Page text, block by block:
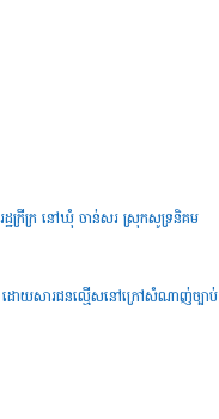
ដ្ឋក្រីក្រ នៅឃុំ ចាន់សរ ស្រុកសូទ្រនិគម
ង ដោយសារជនល្មើសនៅក្រៅសំណាញ់ច្បាប់